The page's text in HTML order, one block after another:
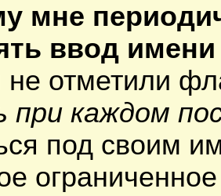
мне
ввод
не отметили
при каждом
под своим